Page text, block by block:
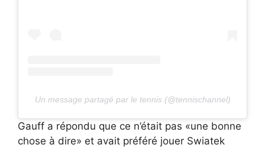
Un message partagé par le tennis (@tennischannel)
Gauff a répondu que ce n’était pas «une bonne
chose à dire» et avait préféré jouer Swiatek